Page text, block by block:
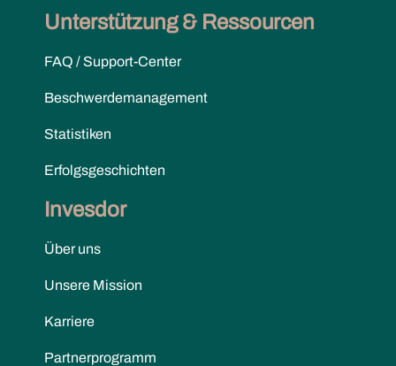
Unterstützung & Ressourcen
FAQ / Support-Center
Beschwerdemanagement
Statistiken
Erfolgsgeschichten
Invesdor
Über uns
Unsere Mission
Karriere
Partnerprogramm